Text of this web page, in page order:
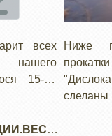
всех
нашего
15-16
Ниже